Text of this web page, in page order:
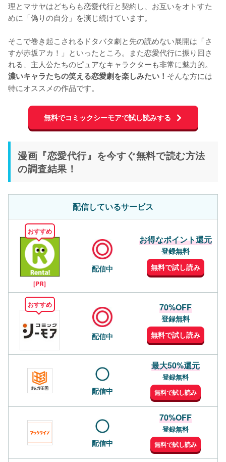
理とマサヤはどちらも恋愛代行と契約し、お互いをオトすた
めに「偽りの自分」を演じ続けています。
そこで巻き起こされるドタバタ劇と先の読めない展開は「さ
すが赤坂アカ！」といったところ。また恋愛代行に振り回さ
れる、主人公たちのピュアなキャラクターも非常に魅力的。
濃いキャラたちの笑える恋愛劇を楽しみたい！ そんな方には
特にオススメの作品です。
無料でコミックシーモアで試し読みする
漫画『恋愛代行』を今すぐ無料で読む方法
の調査結果！
配信しているサービス
おすすめ
[PR]
配信中
お得なポイント還元
登録無料
無料で試し読み
おすすめ
配信中
70%OFF
登録無料
無料で試し読み
配信中
最大50%還元
登録無料
無料で試し読み
配信中
70%OFF
登録無料
無料で試し読み